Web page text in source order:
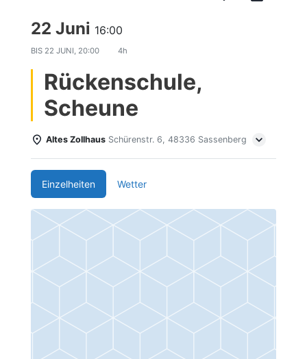
22 Juni 16:00
BIS 22 JUNI, 20:00 4h
Rückenschule,
Scheune
Altes Zollhaus Schürenstr. 6, 48336 Sassenberg
Einzelheiten Wetter